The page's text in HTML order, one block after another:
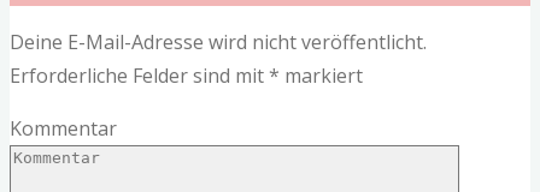
Deine E-Mail-Adresse wird nicht veröffentlicht.
Erforderliche Felder sind mit* markiert
Kommentar